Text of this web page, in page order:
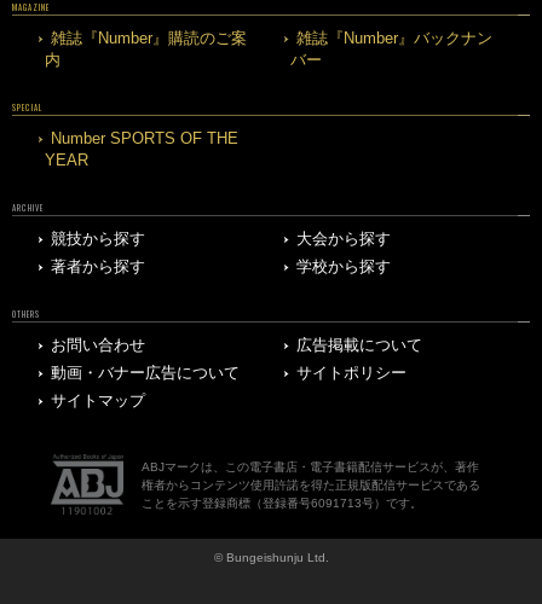
MAGAZINE
雑誌『Number』購読のご案
内
雑誌『Number』バックナン
バー
SPECIAL
Number SPORTS OF THE
YEAR
ARCHIVE
競技から探す
大会から探す
著者から探す
学校から探す
OTHERS
お問い合わせ
広告掲載について
動画・バナー広告について
サイトポリシー
サイトマップ
ABJマークは、この電子書店・電子書籍配信サービスが、著作
権者からコンテンツ使用許諾を得た正規版配信サービスである
ことを示す登録商標（登録番号6091713号）です。
© Bungeishunju Ltd.